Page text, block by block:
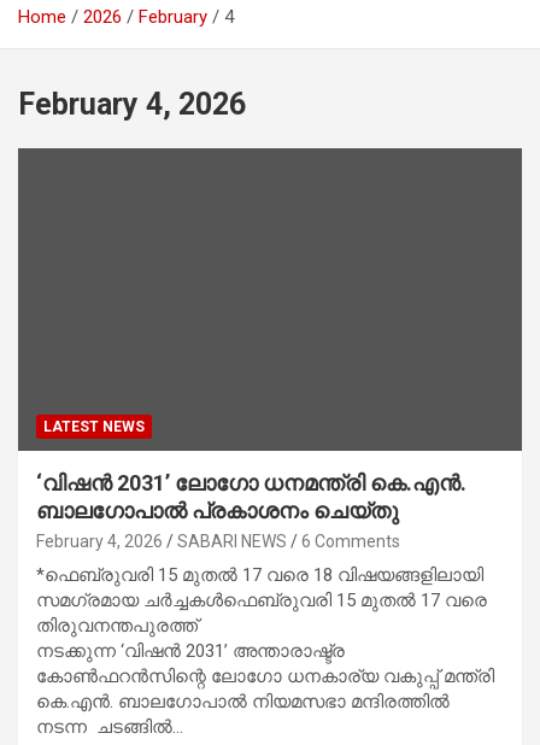
Home 2026 February 4
February 4, 2026
LATEST NEWS
‘വിഷൻ 2031’ ലോഗോ ധനമന്ത്രി കെ.എൻ.
ബാലഗോപാൽ പ്രകാശനം ചെയ്തു
February 4, 2026 SABARI NEWS 6 Comments
*ഫെബ്രുവരി 15 മുതൽ 17 വരെ 18 വിഷയങ്ങളിലായി
സമഗ്രമായ ചർച്ചകൾഫെബ്രുവരി 15 മുതൽ 17 വരെ
തിരുവനന്തപുരത്ത്
നടക്കുന്ന ‘വിഷൻ 2031’ അന്താരാഷ്ട്ര
കോൺഫറൻസിന്റെ ലോഗോ ധനകാര്യ വകുപ്പ് മന്ത്രി
കെ.എൻ. ബാലഗോപാൽ നിയമസഭാ മന്ദിരത്തിൽ
നടന്ന ചടങ്ങിൽ…